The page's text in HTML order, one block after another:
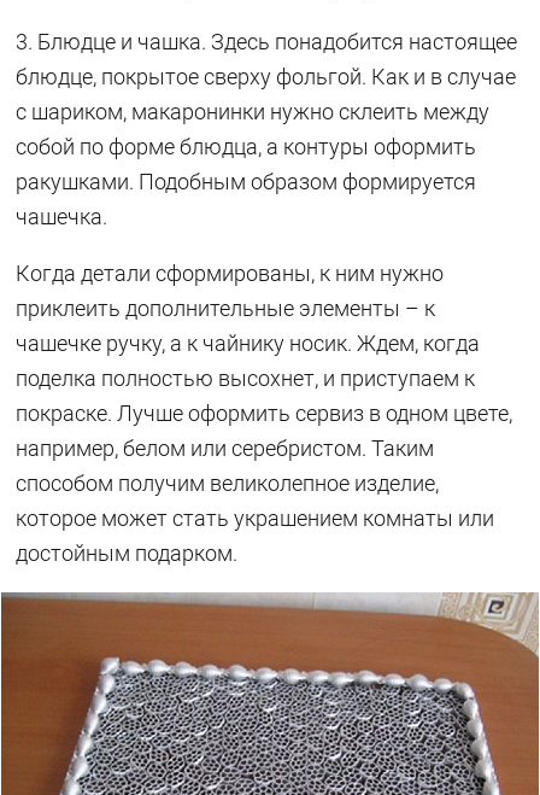
3. Блюдце и чашка. Здесь понадобится настоящее
блюдце, покрытое сверху фольгой. Как и в случае
с шариком, макаронинки нужно склеить между
собой по форме блюдца, а контуры оформить
ракушками. Подобным образом формируется
чашечка.
Когда детали сформированы, к ним нужно
приклеить дополнительные элементы – к
чашечке ручку, а к чайнику носик. Ждем, когда
поделка полностью высохнет, и приступаем к
покраске. Лучше оформить сервиз в одном цвете,
например, белом или серебристом. Таким
способом получим великолепное изделие,
которое может стать украшением комнаты или
достойным подарком.